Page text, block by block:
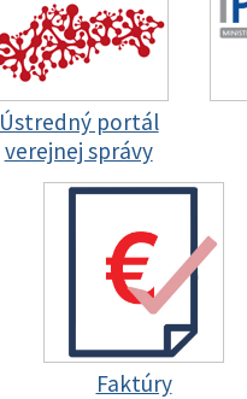
Ústredný portál
verejnej správy
Faktúry